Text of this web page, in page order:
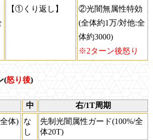
【①くり返し】
②光闇無属性特効
(全体約1万/対他:全
体約3000)
※2ターン後怒り
(怒り後)
中
右/1T周期
体)
な
し
先制光闇属性ガード(100%/全
体20T)